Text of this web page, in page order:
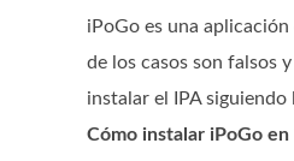
iPoGo es una
de los casos son falsos
instalar el IPA
Cómo instalar iPoGo en